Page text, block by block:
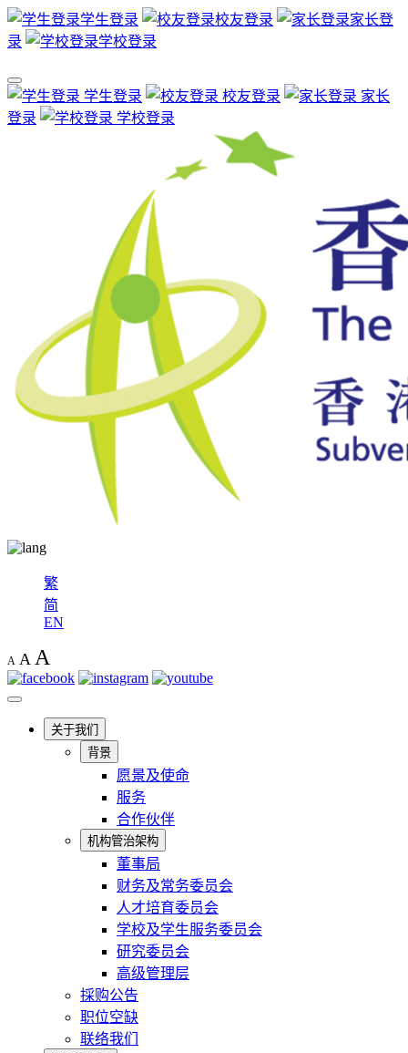
学生登录 校友登录
家长登
录
学校登录
学生登录 校友登录
家长
登录
学校登录
繁
简
EN
A A A
关于我们
背景
愿景及使命
服务
合作伙伴
机构管治架构
董事局
财务及常务委员会
人才培育委员会
学校及学生服务委员会
研究委员会
高级管理层
採购公告
职位空缺
联络我们